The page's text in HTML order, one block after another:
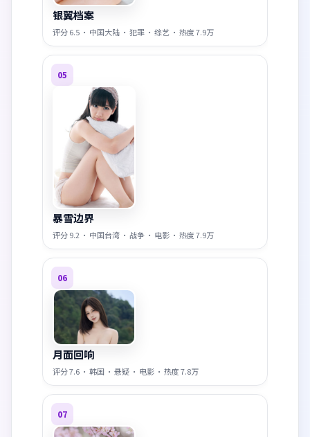
银翼档案
评分6.5 · 中国大陆 · 犯罪 · 综艺 · 热度7.9万
05
暴雪边界
评分9.2 · 中国台湾 · 战争 · 电影 · 热度7.9万
06
月面回响
评分7.6 · 韩国 · 悬疑 · 电影 · 热度7.8万
07